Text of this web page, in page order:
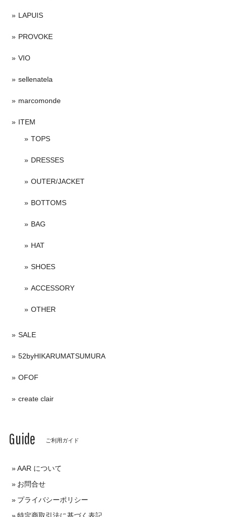
LAPUIS
PROVOKE
VIO
sellenatela
marcomonde
ITEM
TOPS
DRESSES
OUTER/JACKET
BOTTOMS
BAG
HAT
SHOES
ACCESSORY
OTHER
SALE
52byHIKARUMATSUMURA
OFOF
create clair
Guide ご利用ガイド
AAR について
お問合せ
プライバシーポリシー